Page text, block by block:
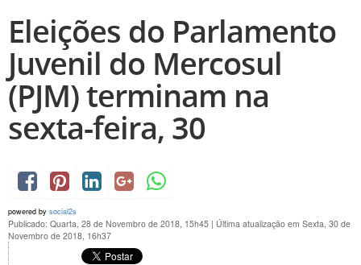
Eleições do Parlamento
Juvenil do Mercosul
(PJM) terminam na
sexta-feira, 30
powered by social2s
Publicado: Quarta, 28 de Novembro de 2018, 15h45 | Última atualização em Sexta, 30 de
Novembro de 2018, 16h37